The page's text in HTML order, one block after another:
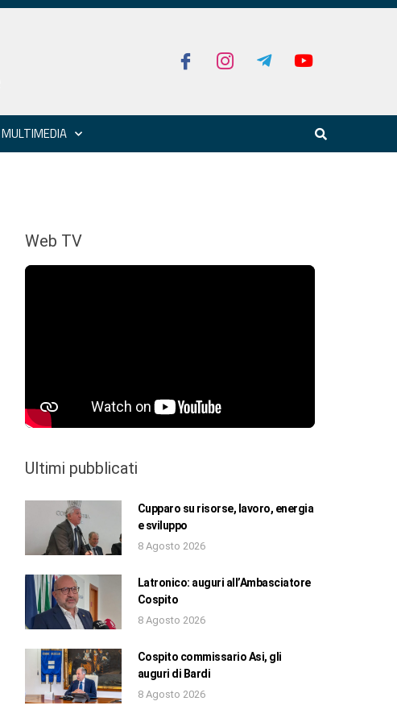
MULTIMEDIA
Web TV
Ultimi pubblicati
Cupparo su risorse, lavoro, energia
e sviluppo
8 Agosto 2026
Latronico: auguri all’Ambasciatore
Cospito
8 Agosto 2026
Cospito commissario Asi, gli
auguri di Bardi
8 Agosto 2026